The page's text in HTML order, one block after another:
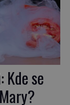
se